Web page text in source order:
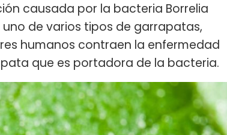
causada por la bacteria Borrelia
de varios tipos de garrapatas,
humanos contraen la enfermedad
que es portadora de la bacteria.